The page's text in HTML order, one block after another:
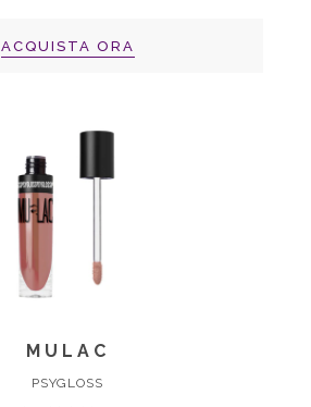
ACQUISTA ORA
MULAC
PSYGLOSS